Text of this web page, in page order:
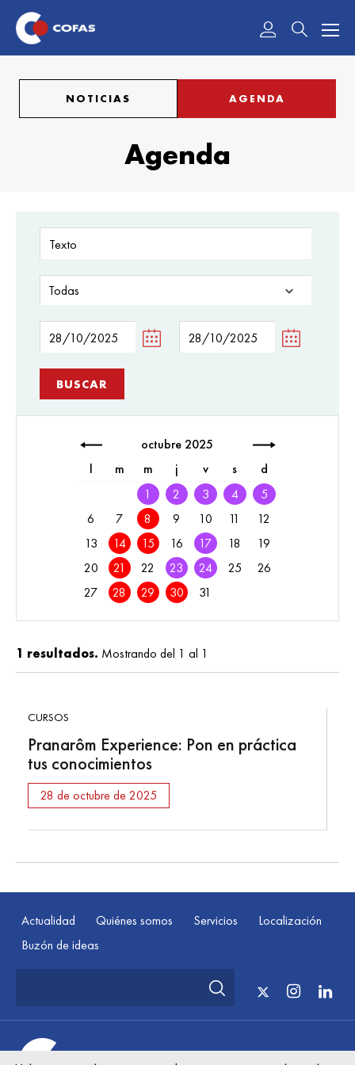
NOTICIAS AGENDA
Agenda
octubre 2025
l
m m j v s
d
1
2 3 4
5
6
7 8 9 10 11
12
13
14 15 16 17 18
19
20
21 22 23 24 25
26
27
28 29 30 31
1 resultados. Mostrando del 1 al 1
CURSOS
Pranarôm Experience: Pon en práctica
tus conocimientos
28 de octubre de 2025
Actualidad Quiénes somos Servicios
Localización
Buzón de ideas
© Cooperativa Farmacéutica Asturiana Sat Aug 08